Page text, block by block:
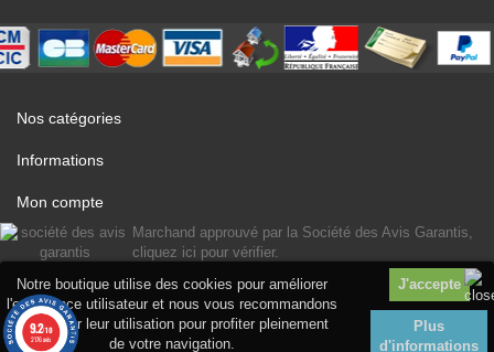
Notre boutique utilise des cookies pour améliorer
l'expérience utilisateur et nous vous recommandons
d'accepter leur utilisation pour profiter pleinement
de votre navigation.
Plus
d'informations
Nos catégories
Informations
Mon compte
Marchand approuvé par la Société des Avis Garantis,
cliquez ici pour vérifier.
9.2/10
2176 avis